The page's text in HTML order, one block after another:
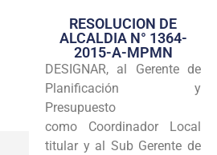
Transparencia
Seguridad
Programas
Intranet
RESOLUCION DE
ALCALDIA N° 1364-
2015-A-MPMN
DESIGNAR, al Gerente de
Planificación y
Presupuesto
como Coordinador Local
titular y al Sub Gerente de